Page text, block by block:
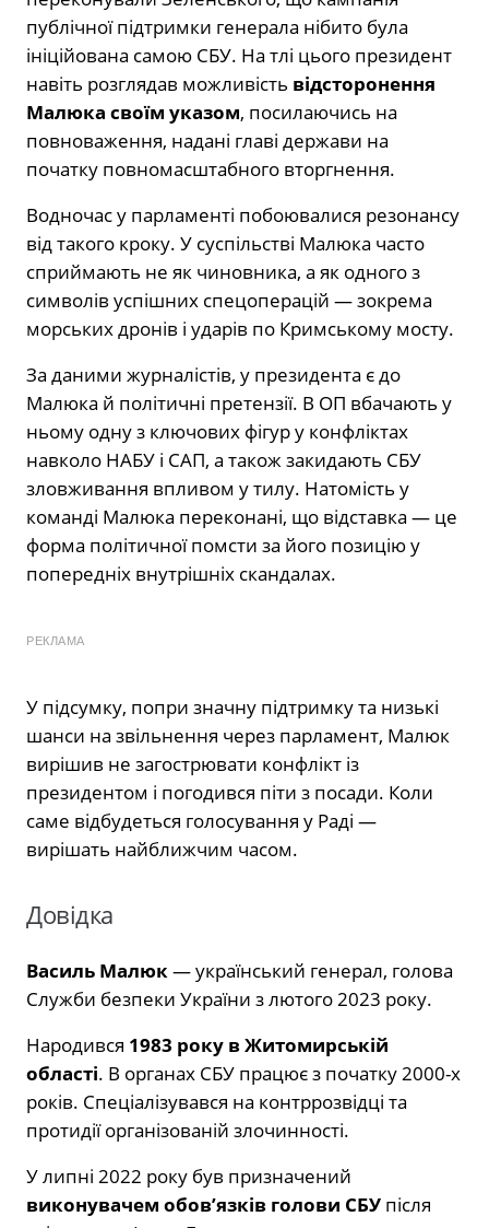
публічної підтримки генерала нібито була
ініційована самою СБУ. На тлі цього президент
навіть розглядав можливість відсторонення
Малюка своїм указом, посилаючись на
повноваження, надані главі держави на
початку повномасштабного вторгнення.
Водночас у парламенті побоювалися резонансу
від такого кроку. У суспільстві Малюка часто
сприймають не як чиновника, а як одного з
символів успішних спецоперацій — зокрема
морських дронів і ударів по Кримському мосту.
За даними журналістів, у президента є до
Малюка й політичні претензії. В ОП вбачають у
ньому одну з ключових фігур у конфліктах
навколо НАБУ і САП, а також закидають СБУ
зловживання впливом у тилу. Натомість у
команді Малюка переконані, що відставка — це
форма політичної помсти за його позицію у
попередніх внутрішніх скандалах.
РЕКЛАМА
У підсумку, попри значну підтримку та низькі
шанси на звільнення через парламент, Малюк
вирішив не загострювати конфлікт із
президентом і погодився піти з посади. Коли
саме відбудеться голосування у Раді —
вирішать найближчим часом.
Довідка
Василь Малюк— український генерал, голова
Служби безпеки України з лютого 2023 року.
Народився 1983 року в Житомирській
області. В органах СБУ працює з початку 2000-х
років. Спеціалізувався на контррозвідці та
протидії організованій злочинності.
У липні 2022 року був призначений
виконувачем обов’язків голови СБУ після